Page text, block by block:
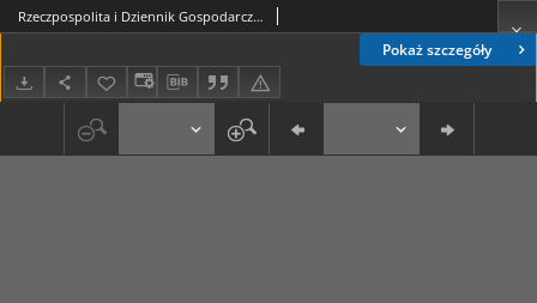
Pokaż szczegóły
Rzeczpospolita i Dziennik Gospodarczy. R. 4, nr 162 (16 czerwca 1947)